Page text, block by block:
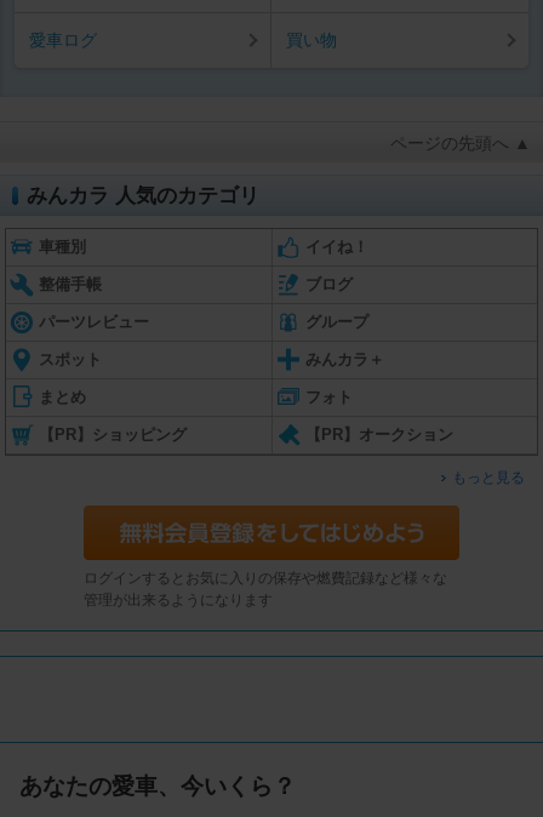
愛車ログ 買い物
ページの先頭へ ▲
みんカラ 人気のカテゴリ
車種別 イイね！
整備手帳 ブログ
パーツレビュー グループ
スポット みんカラ＋
まとめ フォト
【PR】ショッピング 【PR】オークション
もっと見る
ログインするとお気に入りの保存や燃費記録など様々な
管理が出来るようになります
あなたの愛車、今いくら？